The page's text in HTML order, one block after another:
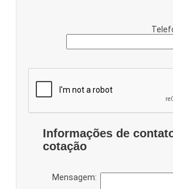
Informações de
cotação
Mensagem: